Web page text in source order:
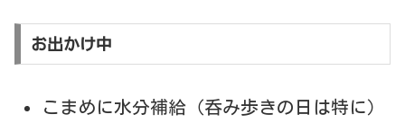
お出かけ中
こまめに水分補給（呑み歩きの日は特に）